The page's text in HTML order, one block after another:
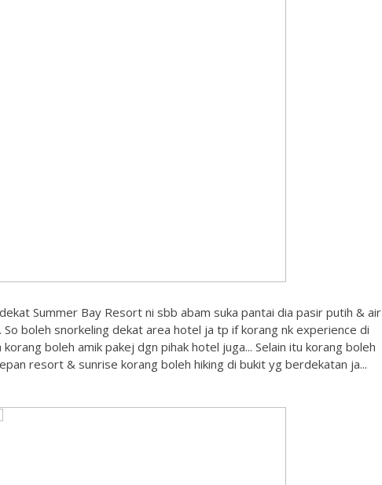
Summer Bay Resort ni sbb abam suka pantai dia pasir putih & air
So boleh snorkeling dekat area hotel ja tp if korang nk experience di
korang boleh amik pakej dgn pihak hotel juga... Selain itu korang boleh
resort & sunrise korang boleh hiking di bukit yg berdekatan ja...